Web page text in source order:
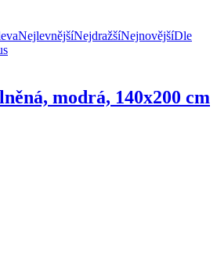
NejlevnějšíNejdražšíNejnovějšíDle
modrá, 140x200 cm